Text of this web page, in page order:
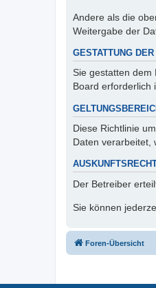
Andere als die
Weitergabe der
GESTATTUNG
Sie gestatten
Board erforderlich
Diese Richtlinie
Daten verarbeitet,
Der Betreiber
Sie können
Foren-Übersicht